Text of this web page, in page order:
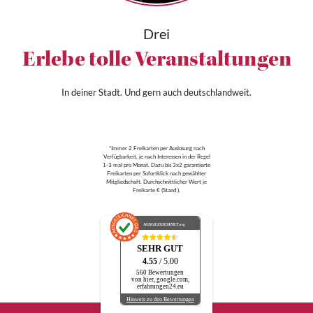
Drei
Erlebe tolle Veranstaltungen
In deiner Stadt. Und gern auch deutschlandweit.
*Immer 2 Freikarten per Auslosung nach
Verfügbarkeit, je nach Interessen in der Regel
1-3 mal pro Monat. Dazu bis 3x2 garantierte
Freikarten per Sofortklick nach gewählter
Mitgliedschaft. Durchschnittlicher Wert je
Freikarte € (Stand ).
AUSGEZEICHNET.org
SEHR GUT
4.55 / 5.00
560 Bewertungen
von hier, google.com,
erfahrungen24.eu
Hinweis zu den Bewertungen